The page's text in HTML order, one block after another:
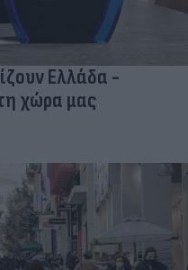
Ελλάδα -
χώρα μας